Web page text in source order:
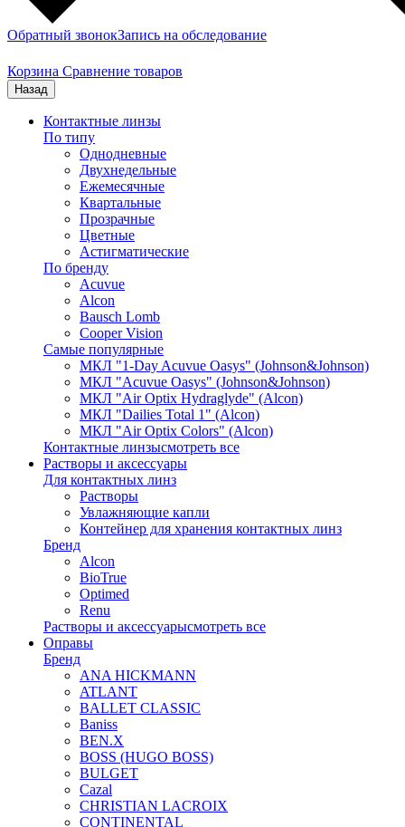
Обратный звонокЗапись на обследование
Корзина Сравнение товаров
Назад
Контактные линзы
По типу
Однодневные
Двухнедельные
Ежемесячные
Квартальные
Прозрачные
Цветные
Астигматические
По бренду
Acuvue
Alcon
Bausch Lomb
Cooper Vision
Самые популярные
МКЛ "1-Day Acuvue Oasys" (Johnson&Johnson)
МКЛ "Acuvue Oasys" (Johnson&Johnson)
МКЛ "Air Optix Hydraglyde" (Alcon)
МКЛ "Dailies Total 1" (Alcon)
МКЛ "Air Optix Colors" (Alcon)
Контактные линзысмотреть все
Растворы и аксессуары
Для контактных линз
Растворы
Увлажняющие капли
Контейнер для хранения контактных линз
Бренд
Alcon
BioTrue
Optimed
Renu
Растворы и аксессуарысмотреть все
Оправы
Бренд
ANA HICKMANN
ATLANT
BALLET CLASSIC
Baniss
BEN.X
BOSS (HUGO BOSS)
BULGET
Cazal
CHRISTIAN LACROIX
CONTINENTAL